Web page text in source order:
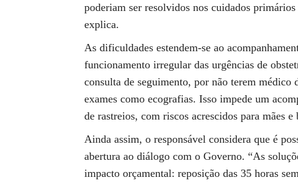
poderiam ser resolvidos nos cuidados
explica.
As dificuldades estendem-se ao
funcionamento irregular das urgências de
consulta de seguimento, por não terem
exames como ecografias. Isso impede um
de rastreios, com riscos acrescidos para mães e
Ainda assim, o responsável considera que é
abertura ao diálogo com o Governo. “As
impacto orçamental: reposição das 35 horas